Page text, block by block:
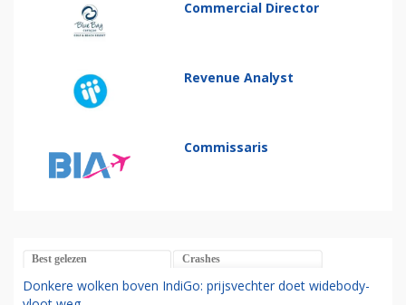
Commercial Director
Revenue Analyst
Commissaris
Best gelezen Crashes
Donkere wolken boven IndiGo: prijsvechter doet widebody-